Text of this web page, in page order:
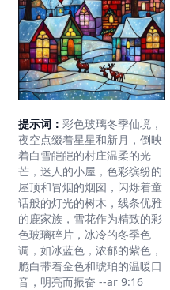
提示词： 彩色玻璃冬季仙境，
夜空点缀着星星和新月，倒映
着白雪皑皑的村庄温柔的光
芒，迷人的小屋，色彩缤纷的
屋顶和冒烟的烟囱，闪烁着童
话般的灯光的树木，线条优雅
的鹿家族，雪花作为精致的彩
色玻璃碎片，冰冷的冬季色
调，如冰蓝色，浓郁的紫色，
脆白带着金色和琥珀的温暖口
音，明亮而振奋 --ar 9:16